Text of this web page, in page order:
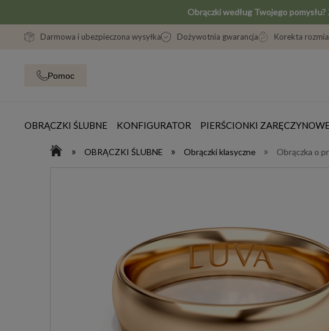
Obrączki według Twojego pomysłu?
Darmowa i ubezpieczona wysyłka Dożywotnia gwarancja Korekta
Pomoc
OBRĄCZKI ŚLUBNE KONFIGURATOR PIERŚCIONKI
» OBRĄCZKI ŚLUBNE » Obrączki klasyczne » Obrączka o